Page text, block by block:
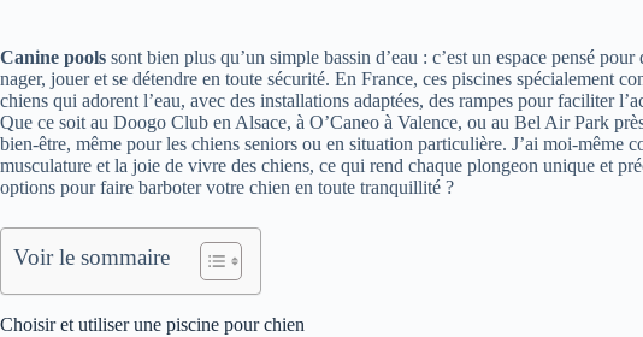
Canine pools sont bien plus qu’un simple bassin d’eau : c’est un espace pensé
nager, jouer et se détendre en toute sécurité. En France, ces piscines spécialement
chiens qui adorent l’eau, avec des installations adaptées, des rampes pour faciliter
Que ce soit au Doogo Club en Alsace, à O’Caneo à Valence, ou au Bel Air Park
bien-être, même pour les chiens seniors ou en situation particulière. J’ai moi-même
musculature et la joie de vivre des chiens, ce qui rend chaque plongeon unique et
options pour faire barboter votre chien en toute tranquillité ?
Voir le sommaire
Choisir et utiliser une piscine pour chien